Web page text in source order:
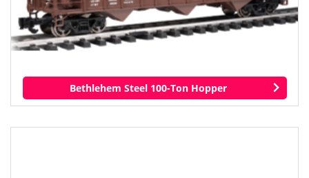
Bethlehem Steel 100-Ton Hopper